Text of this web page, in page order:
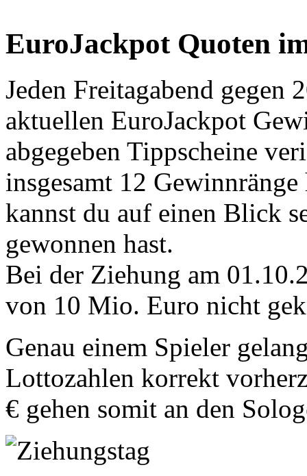
EuroJackpot Quoten
Jeden Freitagabend
aktuellen EuroJackpot
abgegeben Tippscheine
insgesamt 12
kannst du auf einen Blick
gewonnen hast.
Bei der Ziehung am
von 10 Mio. Euro nicht
Genau einem Spieler
Lottozahlen korrekt
€ gehen somit an den